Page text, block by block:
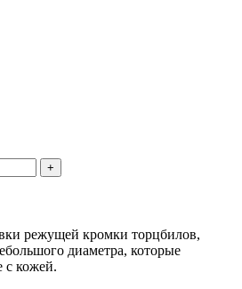
+
режущей кромки торцбилов,
диаметра, которые
с кожей.